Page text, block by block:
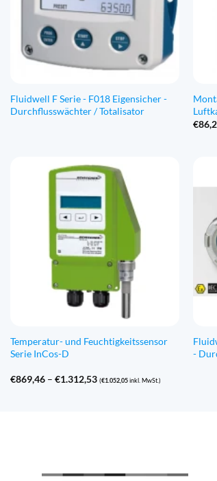
Fluidwell F Serie - F018 Eigensicher -
Durchflusswächter / Totalisator
€
Temperatur- und Feuchtigkeitssensor
Serie InCos-D
€869,46 – €1.312,53Preisspanne:
(€1.052,05inkl. MwSt.)
-